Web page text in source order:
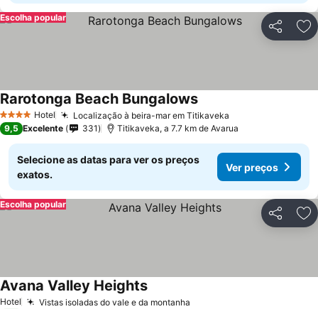
Partilhar
Escolha popular
4 EstrelasHotel Localização à beira-mar em Titikaveka
Rarotonga Beach Bungalows
9,5 Excelente 331 Titikaveka, a 7.7 km de Avarua
Selecione as datas para ver os preços
exatos.
Ver preços
Partilhar
Escolha popular
Hotel Vistas isoladas do vale e da montanha
Avana Valley Heights